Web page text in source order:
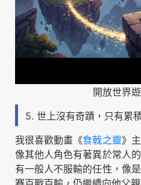
開放世界
5. 世上沒有奇蹟，只有累
我很喜歡動畫《食戟之靈》
像其他人角色有著異於常人
有一般人不服輸的任性，像